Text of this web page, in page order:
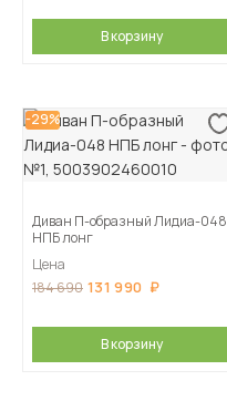
В корзину
-29%
Диван П-образный Лидиа-048
НПБ лонг
Цена
184 690 131 990
В корзину